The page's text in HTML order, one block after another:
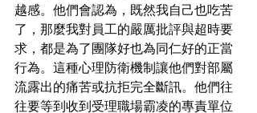
越感。他們會認為，既然我自己也吃苦
了，那麼我對員工的嚴厲批評與超時要
求，都是為了團隊好也為同仁好的正當
行為。這種心理防衛機制讓他們對部屬
流露出的痛苦或抗拒完全斷訊。他們往
往要等到收到受理職場霸凌的專責單位